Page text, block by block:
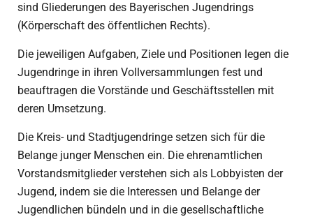
sind Gliederungen des Bayerischen Jugendrings
(Körperschaft des öffentlichen Rechts).
Die jeweiligen Aufgaben, Ziele und Positionen legen die
Jugendringe in ihren Vollversammlungen fest und
beauftragen die Vorstände und Geschäftsstellen mit
deren Umsetzung.
Die Kreis- und Stadtjugendringe setzen sich für die
Belange junger Menschen ein. Die ehrenamtlichen
Vorstandsmitglieder verstehen sich als Lobbyisten der
Jugend, indem sie die Interessen und Belange der
Jugendlichen bündeln und in die gesellschaftliche